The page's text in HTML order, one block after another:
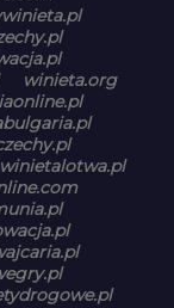
winieta.org
winietalotwa.pl